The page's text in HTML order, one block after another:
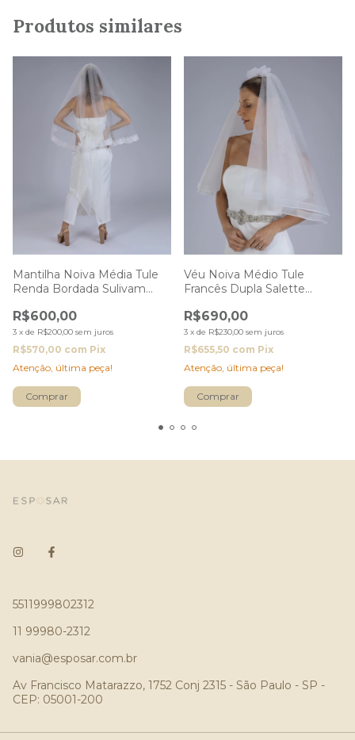
Produtos similares
Mantilha Noiva Média Tule
Renda Bordada Sulivam
R$600,00
3 x de R$200,00 sem juros
R$570,00 com Pix
Atenção, última peça!
Véu Noiva Médio Tule
Francês Dupla Salette
R$690,00
3 x de R$230,00 sem juros
R$655,50 com Pix
Atenção, última peça!
5511999802312
11 99980-2312
vania@esposar.com.br
Av Francisco Matarazzo, 1752 Conj 2315 - São Paulo - SP -
CEP: 05001-200